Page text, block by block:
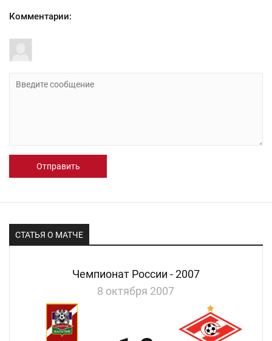
Комментарии:
Отправить
СТАТЬЯ О МАТЧЕ
Чемпионат России - 2007
8 октября 2007